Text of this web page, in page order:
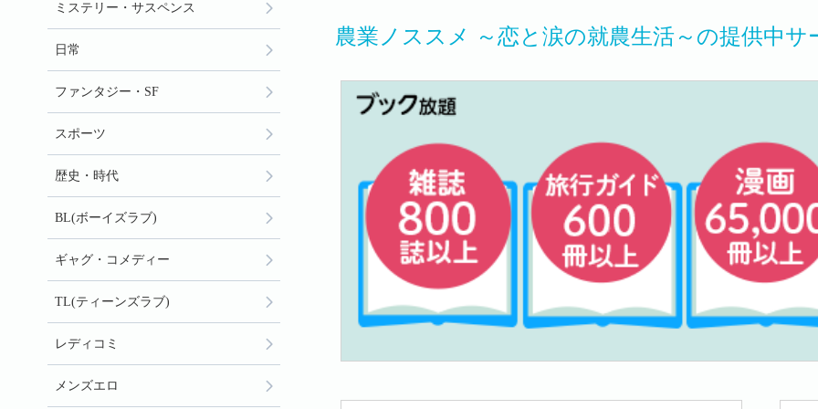
農業ノススメ ～恋と涙の就農生活～の提供中サ
ミステリー・サスペンス
日常
ファンタジー・SF
スポーツ
歴史・時代
BL(ボーイズラブ)
ギャグ・コメディー
TL(ティーンズラブ)
レディコミ
メンズエロ